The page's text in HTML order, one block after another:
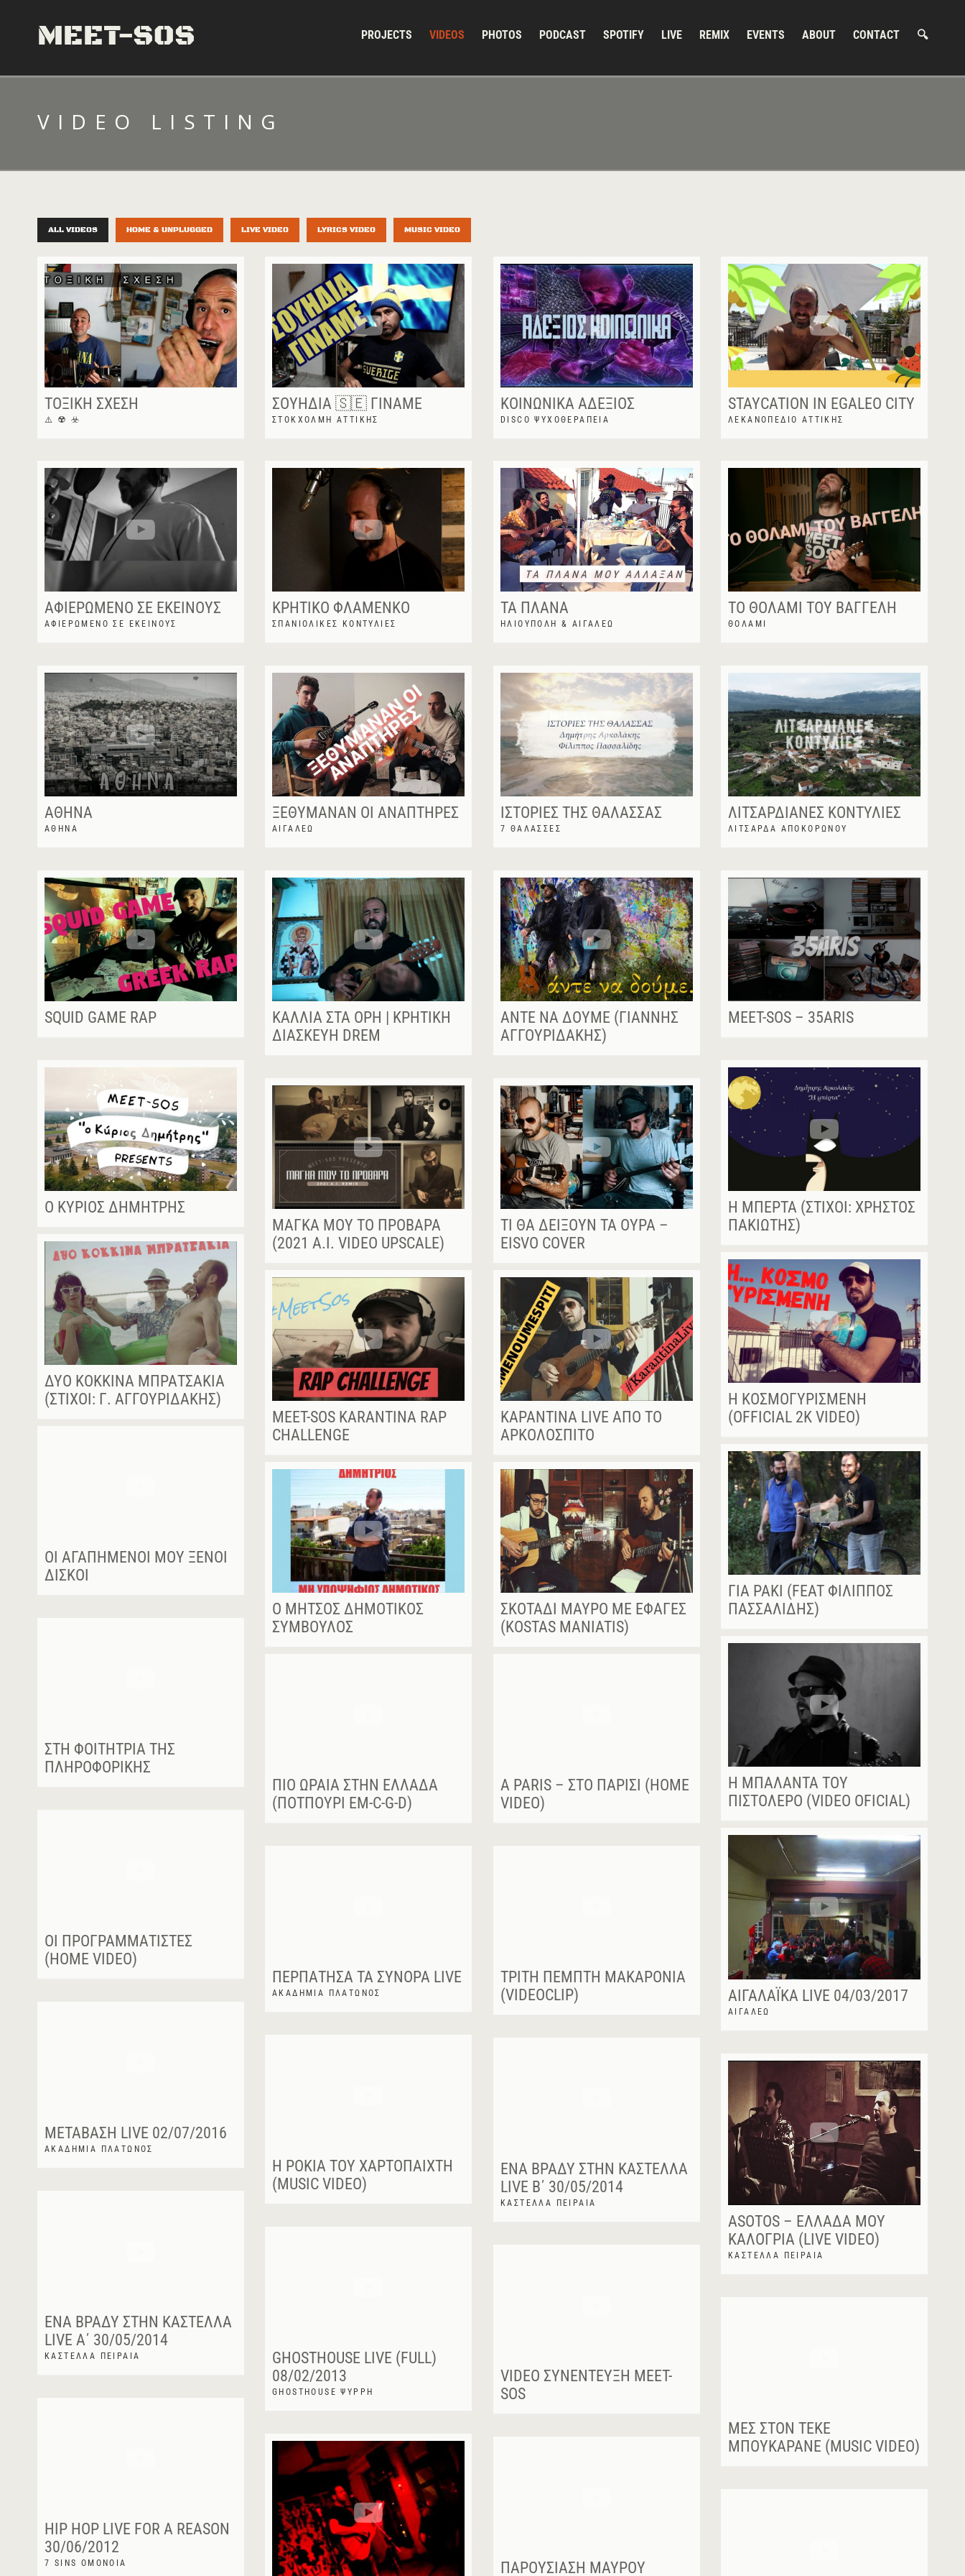
MEET-SOS PROJECTS VIDEOS PHOTOS PODCAST SPOTIFY LIVE REMIX EVENTS ABOUT CONTACT 🔍
VIDEO LISTING
ALL VIDEOS HOME & UNPLUGGED LIVE VIDEO LYRICS VIDEO MUSIC VIDEO
ΤΟΞΙΚΉ ΣΧΈΣΗ
⚠️ ☢️ ☣️
ΣΟΥΗΔΊΑ 🇸🇪 ΓΊΝΑΜΕ
ΣΤΟΚΧΌΛΜΗ ΑΤΤΙΚΉΣ
ΚΟΙΝΩΝΙΚΆ ΑΔΈΞΙΟΣ
DISCO ΨΥΧΟΘΕΡΑΠΕΙΑ
STAYCATION IN EGALEO CITY
ΛΕΚΑΝΟΠΈΔΙΟ ΑΤΤΙΚΉΣ
ΑΦΙΕΡΩΜΈΝΟ ΣΕ ΕΚΕΊΝΟΥΣ
ΑΦΙΕΡΩΜΈΝΟ ΣΕ ΕΚΕΊΝΟΥΣ
ΚΡΗΤΙΚΌ ΦΛΑΜΈΝΚΟ
ΣΠΑΝΙΌΛΙΚΕΣ ΚΟΝΤΥΛΙΈΣ
ΤΑ ΠΛΆΝΑ
ΗΛΙΟΎΠΟΛΗ & ΑΙΓΆΛΕΩ
ΤΟ ΘΟΛΆΜΙ ΤΟΥ ΒΑΓΓΈΛΗ
ΘΟΛΆΜΙ
ΑΘΉΝΑ
ΑΘΉΝΑ
ΞΕΘΥΜΆΝΑΝ ΟΙ ΑΝΑΠΤΉΡΕΣ
ΑΙΓΆΛΕΩ
ΙΣΤΟΡΊΕΣ ΤΗΣ ΘΆΛΑΣΣΑΣ
7 ΘΆΛΑΣΣΕΣ
ΛΙΤΣΑΡΔΙΑΝΈΣ ΚΟΝΤΥΛΙΈΣ
ΛΙΤΣΆΡΔΑ ΑΠΟΚΟΡΏΝΟΥ
SQUID GAME RAP
ΚΑΛΛΙΆ ΣΤΑ ΌΡΗ | ΚΡΗΤΙΚΉ
ΔΙΑΣΚΕΥΉ DREM
ΆΝΤΕ ΝΑ ΔΟΎΜΕ (ΓΙΆΝΝΗΣ
ΑΓΓΟΥΡΙΔΆΚΗΣ)
MEET-SOS – 35ARIS
Ο ΚΎΡΙΟΣ ΔΗΜΉΤΡΗΣ
Η ΜΠΈΡΤΑ (ΣΤΊΧΟΙ: ΧΡΉΣΤΟΣ
ΠΑΚΙΏΤΗΣ)
ΜΆΓΚΑ ΜΟΥ ΤΟ ΠΡΌΒΑΡΑ
(2021 A.I. VIDEO UPSCALE)
ΤΙ ΘΑ ΔΕΊΞΟΥΝ ΤΑ ΟΎΡΑ –
EISVO COVER
ΔΥΟ ΚΌΚΚΙΝΑ ΜΠΡΑΤΣΆΚΙΑ
(ΣΤΊΧΟΙ: Γ. ΑΓΓΟΥΡΙΔΆΚΗΣ)
Η ΚΟΣΜΟΓΥΡΙΣΜΈΝΗ
(OFFICIAL 2K VIDEO)
MEET-SOS KARANTINA RAP
CHALLENGE
ΚΑΡΑΝΤΊΝΑ LIVE ΑΠΌ ΤΟ
ΑΡΚΟΛΌΣΠΙΤΟ
ΟΙ ΑΓΑΠΗΜΈΝΟΙ ΜΟΥ ΞΈΝΟΙ
ΓΙΑ ΡΑΚΊ (FEAT ΦΊΛΙΠΠΟΣ
ΠΑΣΣΑΛΊΔΗΣ)
Ο ΜΉΤΣΟΣ ΔΗΜΟΤΙΚΌΣ
ΣΎΜΒΟΥΛΟΣ
ΣΚΟΤΆΔΙ ΜΑΎΡΟ ΜΕ ΈΦΑΓΕΣ
(KOSTAS MANIATIS)
ΣΤΗ ΦΟΙΤΉΤΡΙΑ ΤΗΣ
Η ΜΠΑΛΆΝΤΑ ΤΟΥ
ΠΙΣΤΟΛΈΡΟ (VIDEO OFICIAL)
ΠΙΟ ΩΡΑΊΑ ΣΤΗΝ ΕΛΛΆΔΑ
A PARIS – ΣΤΟ ΠΑΡΊΣΙ (HOME
ΟΙ ΠΡΟΓΡΑΜΜΑΤΙΣΤΈΣ
ΑΙΓΑΛΑΪΚΆ LIVE 04/03/2017
ΑΙΓΆΛΕΩ
ΠΕΡΠΆΤΗΣΑ ΤΑ ΣΎΝΟΡΑ LIVE
ΤΡΊΤΗ ΠΈΜΠΤΗ ΜΑΚΑΡΌΝΙΑ
ΜΕΤΆΒΑΣΗ LIVE 02/07/2016
Η ΡΟΚΙΆ ΤΟΥ ΧΑΡΤΟΠΑΊΧΤΗ
ΈΝΑ ΒΡΆΔΥ ΣΤΗΝ ΚΑΣΤΈΛΛΑ
LIVE Β΄ 30/05/2014
ASOTOS – ΕΛΛΆΔΑ ΜΟΥ
ΚΑΛΌΓΡΙΑ (LIVE VIDEO)
ΚΑΣΤΕΛΛΑ ΠΕΙΡΑΙΑ
ΈΝΑ ΒΡΆΔΥ ΣΤΗΝ ΚΑΣΤΈΛΛΑ
LIVE Α΄ 30/05/2014
GHOSTHOUSE LIVE (FULL)
08/02/2013
GHOSTHOUSE ΨΥΡΡΗ
VIDEO ΣΥΝΈΝΤΕΥΞΗ MEET-
SOS
ΜΕΣ ΣΤΟΝ ΤΕΚΈ